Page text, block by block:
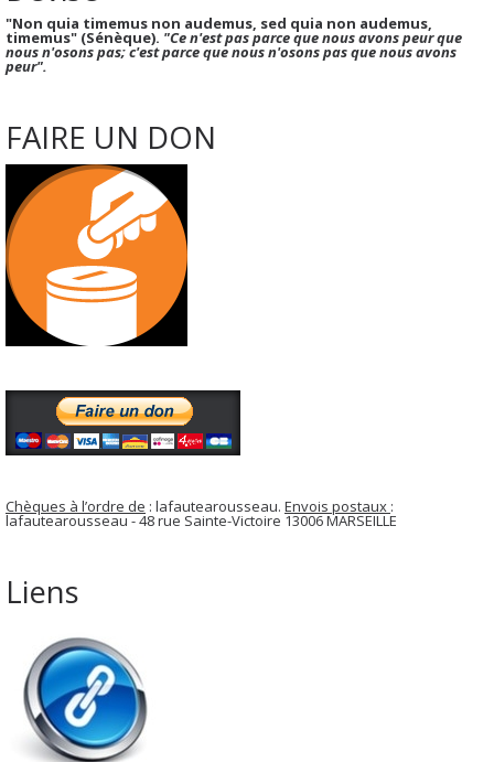
"Non quia timemus non audemus, sed quia non audemus,
timemus" (Sénèque). "Ce n'est pas parce que nous avons peur que
nous n'osons pas; c'est parce que nous n'osons pas que nous avons
peur".
FAIRE UN DON
Chèques à l’ordre de : lafautearousseau. Envois postaux :
lafautearousseau - 48 rue Sainte-Victoire 13006 MARSEILLE
Liens